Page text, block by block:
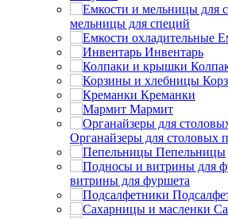
мельницы для специй
Инвентарь
Креманки
Мармит
Органайзеры для столовых
Пепельницы
витрины для фуршета